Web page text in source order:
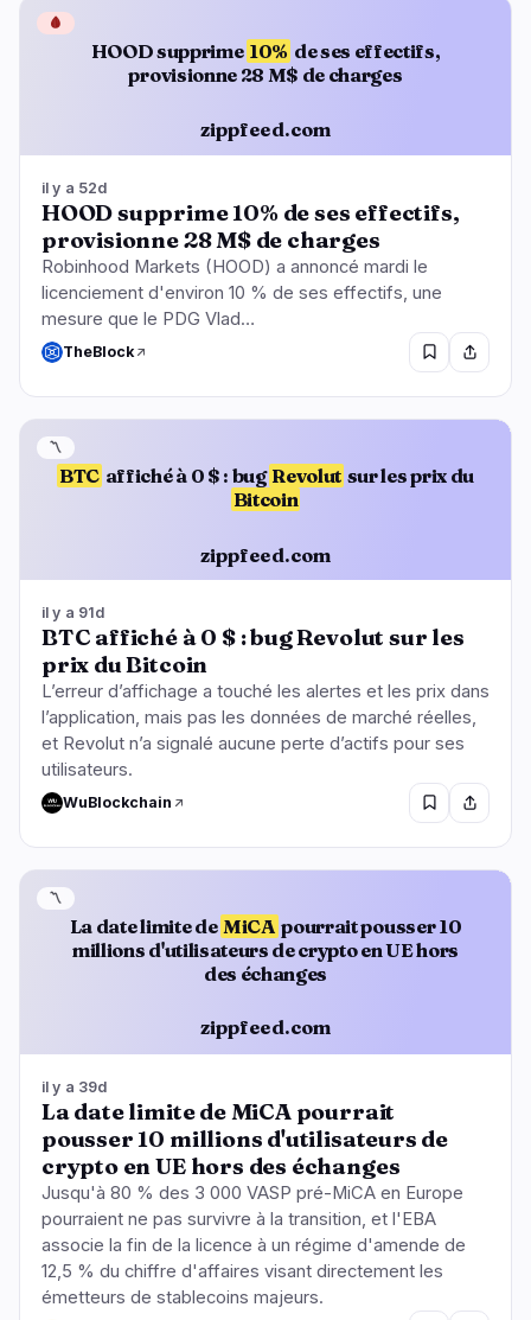
HOOD supprime 10% de ses effectifs,
provisionne 28 M$ de charges
zippfeed.com
🩸
il y a 52d
HOOD supprime 10% de ses effectifs,
provisionne 28 M$ de charges
Robinhood Markets (HOOD) a annoncé mardi le
licenciement d'environ 10 % de ses effectifs, une
mesure que le PDG Vlad…
TheBlock
BTC affiché à 0 $ : bug Revolut sur les prix du
Bitcoin
zippfeed.com
〽️
il y a 91d
BTC affiché à 0 $ : bug Revolut sur les
prix du Bitcoin
L’erreur d’affichage a touché les alertes et les prix dans
l’application, mais pas les données de marché réelles,
et Revolut n’a signalé aucune perte d’actifs pour ses
utilisateurs.
WuBlockchain
La date limite de MiCA pourrait pousser 10
millions d'utilisateurs de crypto en UE hors
des échanges
zippfeed.com
〽️
il y a 39d
La date limite de MiCA pourrait
pousser 10 millions d'utilisateurs de
crypto en UE hors des échanges
Jusqu'à 80 % des 3 000 VASP pré-MiCA en Europe
pourraient ne pas survivre à la transition, et l'EBA
associe la fin de la licence à un régime d'amende de
12,5 % du chiffre d'affaires visant directement les
émetteurs de stablecoins majeurs.